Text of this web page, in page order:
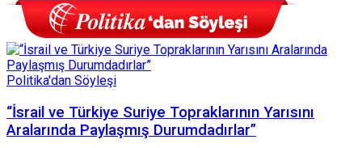
Politika'dan Söyleşi
“İsrail ve Türkiye Suriye Topraklarının Yarısını
Aralarında Paylaşmış Durumdadırlar”